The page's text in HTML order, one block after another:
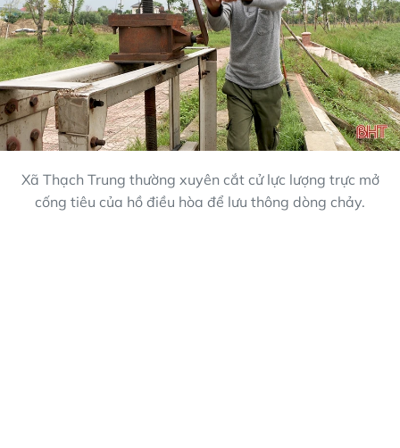
Xã Thạch Trung thường xuyên cắt cử lực lượng trực mở
cống tiêu của hồ điều hòa để lưu thông dòng chảy.